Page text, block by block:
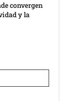
convergen
y la